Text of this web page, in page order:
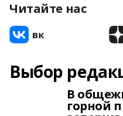
Читайте нас
Выбор
В
горной